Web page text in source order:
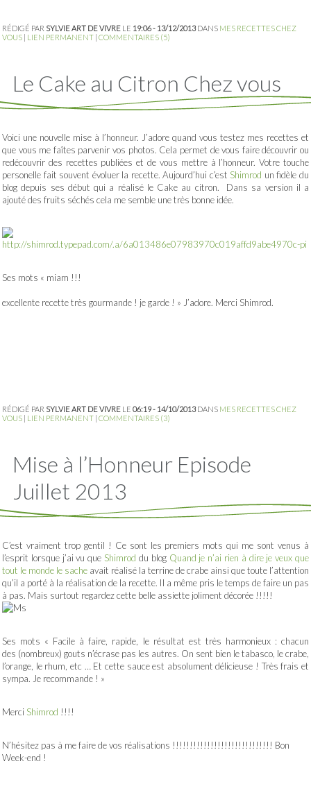
RÉDIGÉ PAR SYLVIE ART DE VIVRE LE 19:06 - 13/12/2013DANS MES RECETTES CHEZ
VOUS | LIEN PERMANENT | COMMENTAIRES (5)
Le Cake au Citron Chez vous
Voici une nouvelle mise à l’honneur. J’adore quand vous testez mes recettes et
que vous me faîtes parvenir vos photos. Cela permet de vous faire découvrir ou
redécouvrir des recettes publiées et de vous mettre à l’honneur. Votre touche
personelle fait souvent évoluer la recette. Aujourd’hui c’est Shimrod un fidèle du
blog depuis ses début qui a réalisé le Cake au citron. Dans sa version il a
ajouté des fruits séchés cela me semble une très bonne idée.
Ses mots « miam !!!
excellente recette très gourmande ! je garde ! » J’adore. Merci Shimrod.
RÉDIGÉ PAR SYLVIE ART DE VIVRE LE 06:19 - 14/10/2013DANS MES RECETTES CHEZ
VOUS | LIEN PERMANENT | COMMENTAIRES (3)
Mise à l’Honneur Episode
Juillet 2013
C’est vraiment trop gentil ! Ce sont les premiers mots qui me sont venus à
l’esprit lorsque j’ai vu que Shimrod du blog Quand je n’ai rien à dire je veux que
tout le monde le sache avait réalisé la terrine de crabe ainsi que toute l’attention
qu’il a porté à la réalisation de la recette. Il a même pris le temps de faire un pas
à pas. Mais surtout regardez cette belle assiette joliment décorée !!!!!
Ses mots « Facile à faire, rapide, le résultat est très harmonieux : chacun
des (nombreux) gouts n’écrase pas les autres. On sent bien le tabasco, le crabe,
l’orange, le rhum, etc … Et cette sauce est absolument délicieuse ! Très frais et
sympa. Je recommande ! »
Merci Shimrod !!!!
N’hésitez pas à me faire de vos réalisations !!!!!!!!!!!!!!!!!!!!!!!!!!!!! Bon
Week-end !